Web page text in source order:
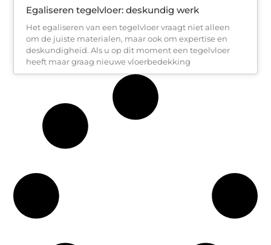
Egaliseren tegelvloer: deskundig werk
Het egaliseren van een tegelvloer vraagt niet alleen
om de juiste materialen, maar ook om expertise en
deskundigheid. Als u op dit moment een tegelvloer
heeft maar graag nieuwe vloerbedekking